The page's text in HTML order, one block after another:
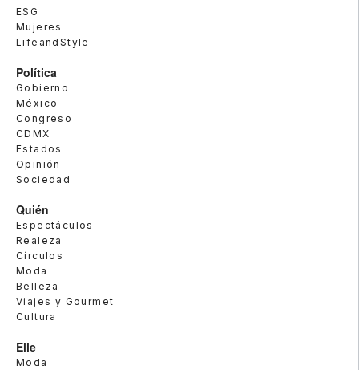
ESG
Mujeres
LifeandStyle
Política
Gobierno
México
Congreso
CDMX
Estados
Opinión
Sociedad
Quién
Espectáculos
Realeza
Círculos
Moda
Belleza
Viajes y Gourmet
Cultura
Elle
Moda